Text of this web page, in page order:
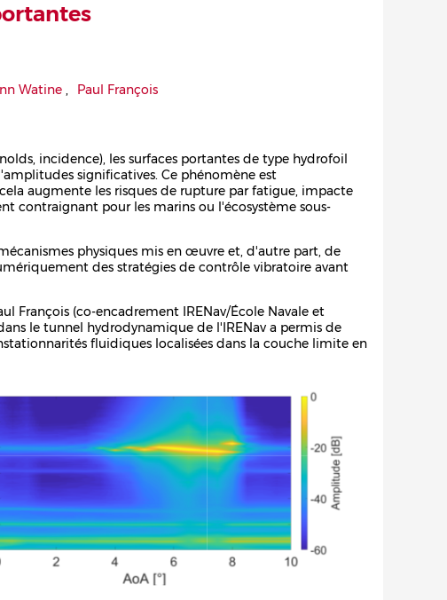
Watine , Paul François
incidence), les surfaces portantes de type hydrofoil
significatives. Ce phénomène est
augmente les risques de rupture par fatigue, impacte
contraignant pour les marins ou l'écosystème sous-
physiques mis en œuvre et, d'autre part, de
des stratégies de contrôle vibratoire avant
François (co-encadrement IRENav/École Navale et
le tunnel hydrodynamique de l'IRENav a permis de
fluidiques localisées dans la couche limite en